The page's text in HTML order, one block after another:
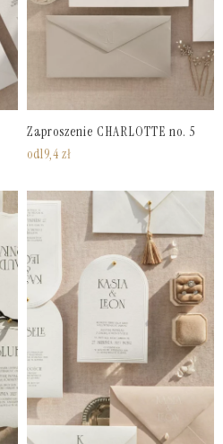
Zaproszenie CHARLOTTE no. 5
od19,4 zł